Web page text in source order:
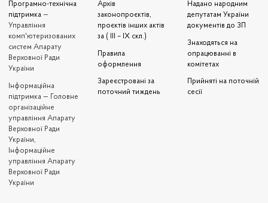
Програмно-технічна
підтримка —
Управління
комп'ютеризованих
систем Апарату
Верховної Ради
України
Iнформаційна
підтримка — Головне
організаційне
управління Апарату
Верховної Ради
України,
Інформаційне
управління Апарату
Верховної Ради
України
Архів
законопроєктів,
проєктів інших актів
за ( III – IX скл.)
Правила
оформлення
Зареєстровані за
поточний тиждень
Надано народним
депутатам України
документів до ЗП
Знаходяться на
опрацюванні в
комітетах
Прийняті на поточній
сесії